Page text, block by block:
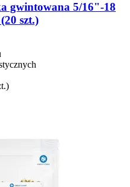
gwintowana 5/16"-​18
szt.)